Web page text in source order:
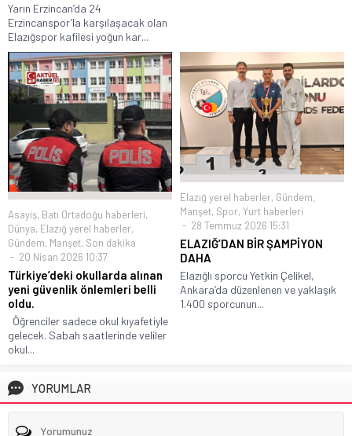
Yarın Erzincan’da 24
Erzincanspor’la karşılaşacak olan
Elazığspor kafilesi yoğun kar...
Asayiş, Batı Ortadoğu haberleri,
Dünya, Elazığ yerel haberler,
Gündem, Manşet, Son dakika
20 Nisan 2026 10:37
Türkiye’deki okullarda alınan
yeni güvenlik önlemleri belli
oldu.
Öğrenciler sadece okul kıyafetiyle
gelecek. Sabah saatlerinde veliler
okul...
Elazığ yerel haberler, Gündem,
Manşet, Spor, Yurt haberleri
28 Temmuz 2026 15:31
ELAZIĞ’DAN BİR ŞAMPİYON
DAHA
Elazığlı sporcu Yetkin Çelikel,
Ankara’da düzenlenen ve yaklaşık
1.400 sporcunun...
YORUMLAR